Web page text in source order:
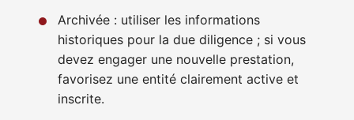
Archivée : utiliser les informations
historiques pour la due diligence ; si vous
devez engager une nouvelle prestation,
favorisez une entité clairement active et
inscrite.